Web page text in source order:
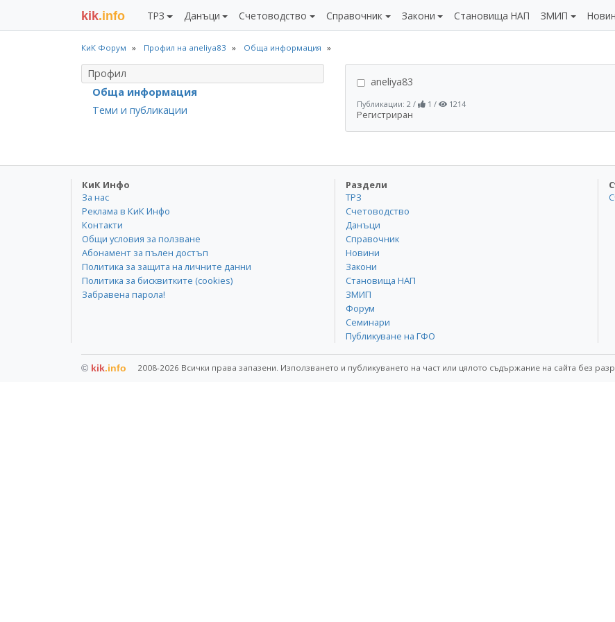
kik.info ТРЗ Данъци Счетоводство Справочник Закони Становища НАП ЗМИП
КиК Форум Профил на aneliya83 Обща информация
Профил
Обща информация
Теми и публикации
aneliya83
Публикации: 2 / 1 / 1214
Регистриран
КиК Инфо
За нас
Реклама в КиК Инфо
Контакти
Общи условия за ползване
Абонамент за пълен достъп
Политика за защита на личните данни
Политика за бисквитките (cookies)
Забравена парола!
Раздели
ТРЗ
Счетоводство
Данъци
Справочник
Новини
Закони
Становища НАП
ЗМИП
Форум
Семинари
Публикуване на ГФО
© kik.info 2008-2026 Всички права запазени. Използването и публикуването на част или цялото съдържание на сайта без